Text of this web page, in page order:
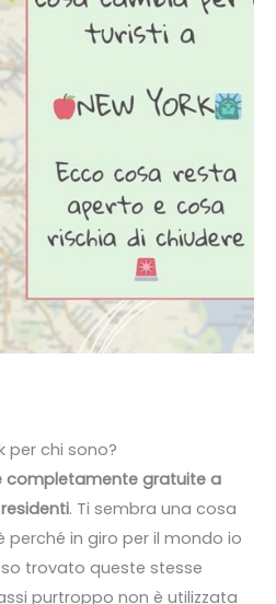
per chi sono?
completamente gratuite a
. Ti sembra una cosa
perché in giro per il mondo io
trovato queste stesse
purtroppo non è utilizzata